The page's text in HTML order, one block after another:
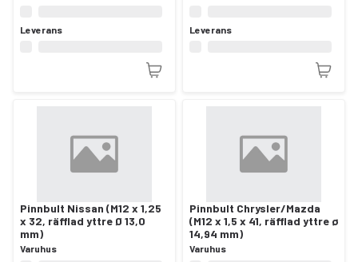
Leverans Leverans
Pinnbult Nissan (M12 x 1,25
x 32, räfflad yttre Ø 13,0
mm)
Varuhus
Pinnbult Chrysler/Mazda
(M12 x 1,5 x 41, räfflad yttre ø
14,94 mm)
Varuhus